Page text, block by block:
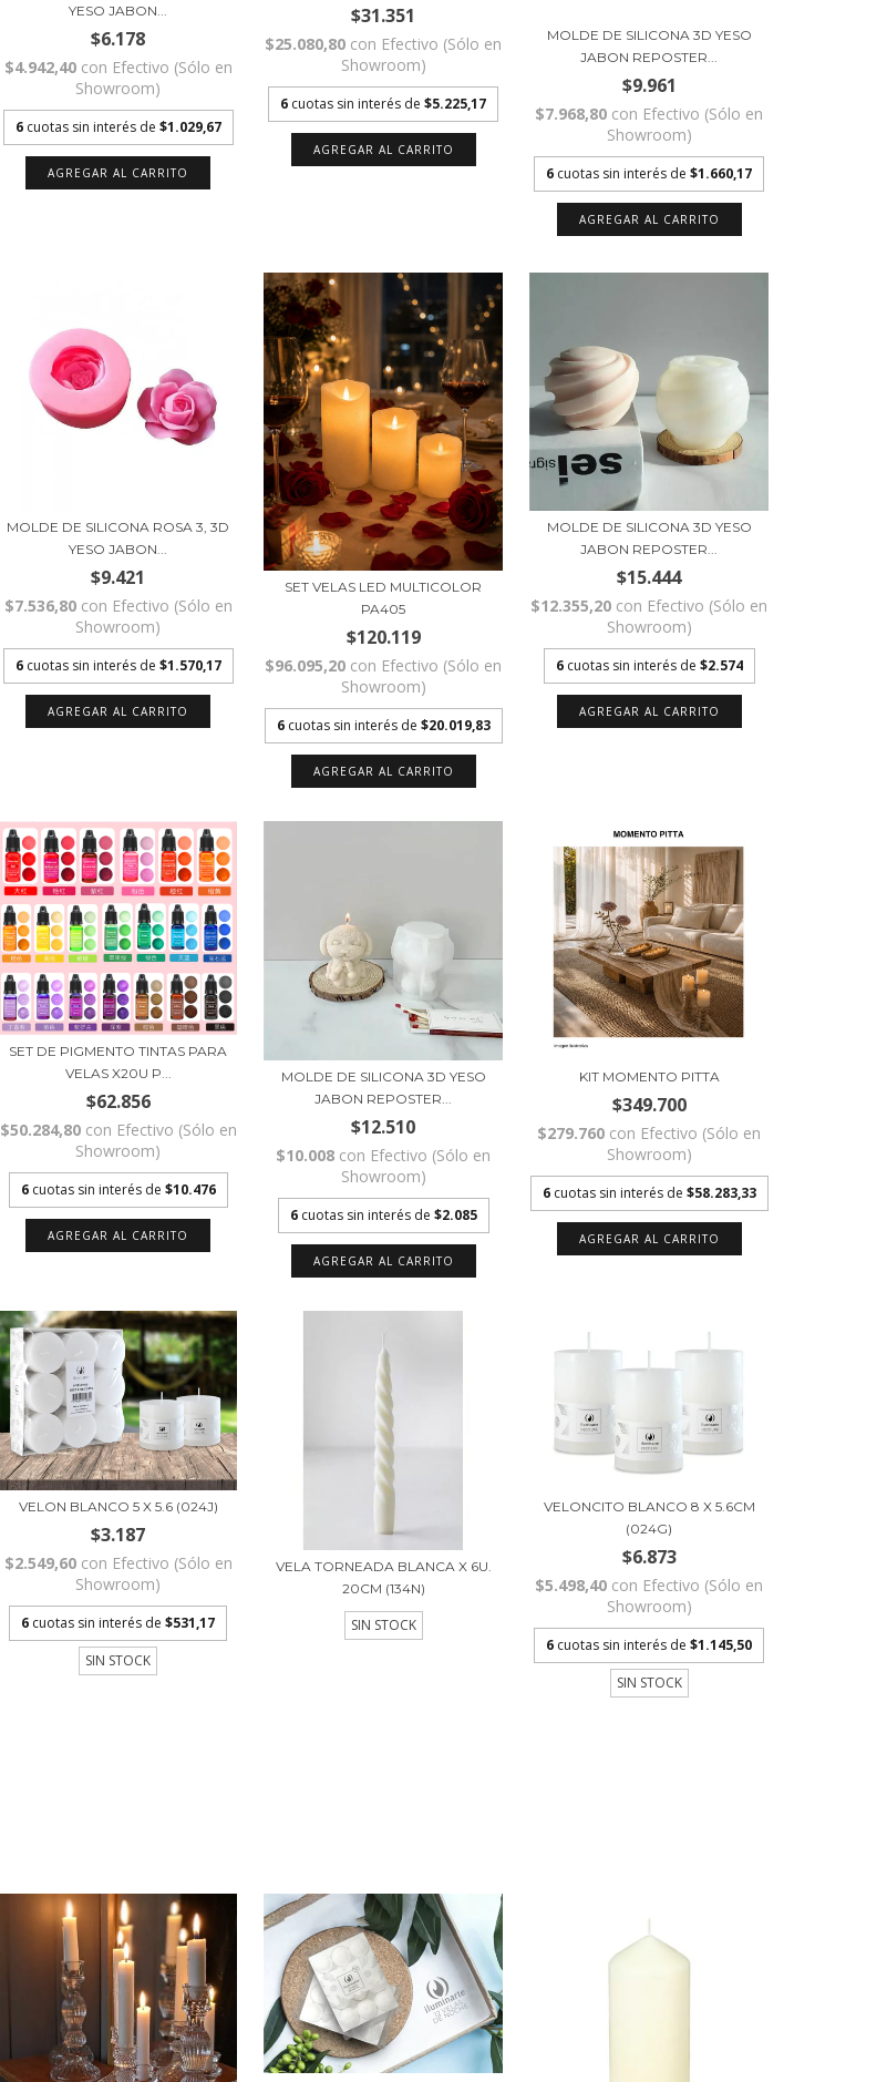
YESO JABON...
$6.178
$4.942,40 con Efectivo (Sólo en
Showroom)
6 cuotas sin interés de $1.029,67
$31.351
$25.080,80 con Efectivo (Sólo en
Showroom)
6 cuotas sin interés de$5.225,17
MOLDE DE SILICONA 3D YESO
JABON REPOSTER...
$9.961
$7.968,80 con Efectivo (Sólo en
Showroom)
6 cuotas sin interés de$1.660,17
MOLDE DE SILICONA ROSA 3, 3D
YESO JABON...
$9.421
$7.536,80 con Efectivo (Sólo en
Showroom)
6 cuotas sin interés de $1.570,17
SET VELAS LED MULTICOLOR
PA405
$120.119
$96.095,20 con Efectivo (Sólo en
Showroom)
6 cuotas sin interés de $20.019,83
MOLDE DE SILICONA 3D YESO
JABON REPOSTER...
$15.444
$12.355,20 con Efectivo (Sólo en
Showroom)
6 cuotas sin interés de $2.574
SET DE PIGMENTO TINTAS PARA
VELAS X20U P...
$62.856
$50.284,80 con Efectivo (Sólo en
Showroom)
6 cuotas sin interés de $10.476
MOLDE DE SILICONA 3D YESO
JABON REPOSTER...
$12.510
$10.008 con Efectivo (Sólo en
Showroom)
6 cuotas sin interés de $2.085
KIT MOMENTO PITTA
$349.700
$279.760 con Efectivo (Sólo en
Showroom)
6 cuotas sin interés de $58.283,33
VELON BLANCO 5 X 5.6 (024J)
$3.187
$2.549,60 con Efectivo (Sólo en
Showroom)
6 cuotas sin interés de$531,17
SIN STOCK
VELA TORNEADA BLANCA X 6U.
20CM (134N)
SIN STOCK
VELONCITO BLANCO 8 X 5.6CM
(024G)
$6.873
$5.498,40 con Efectivo (Sólo en
Showroom)
6 cuotas sin interés de$1.145,50
SIN STOCK